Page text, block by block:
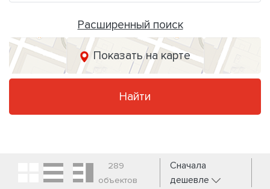
Расширенный поиск
Показать на карте
Найти
289
объектов
Сначала
дешевле